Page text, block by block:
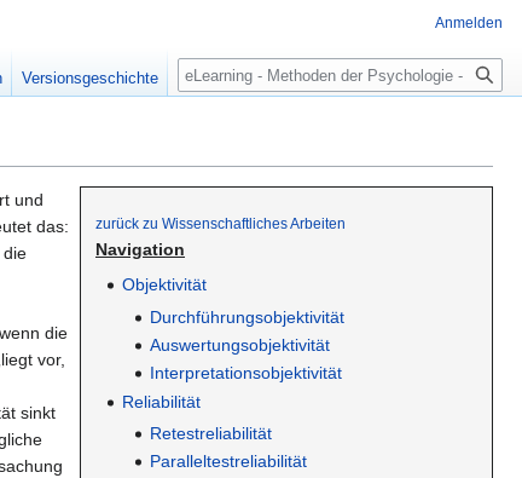
zurück zu Wissenschaftliches Arbeiten
Navigation
Objektivität
Durchführungsobjektivität
Auswertungsobjektivität
Interpretationsobjektivität
Reliabilität
Retestreliabilität
Paralleltestreliabilität
und
das:
die
die
vor,
sinkt
Anmelden
Versionsgeschichte Suche